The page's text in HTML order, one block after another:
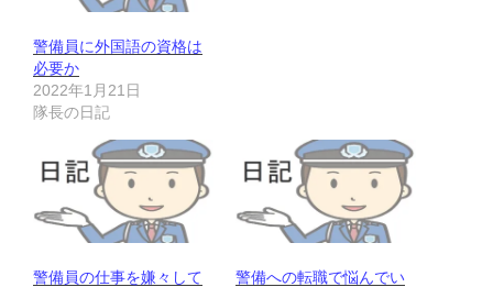
警備員に外国語の資格は
必要か
2022年1月21日
隊長の日記
警備員の仕事を嫌々して
警備への転職で悩んでい